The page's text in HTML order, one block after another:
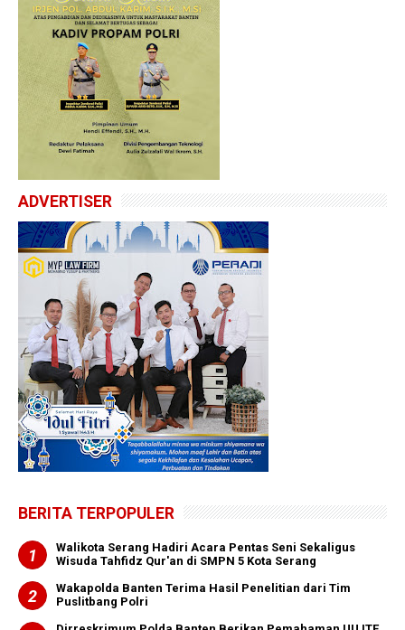
ADVERTISER
BERITA TERPOPULER
Walikota Serang Hadiri Acara Pentas Seni Sekaligus
Wisuda Tahfidz Qur'an di SMPN 5 Kota Serang
Wakapolda Banten Terima Hasil Penelitian dari Tim
Puslitbang Polri